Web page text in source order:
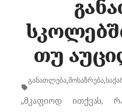
თუ
განათლება,მოსაზრება,
„მკაფიოდ ითქვას,